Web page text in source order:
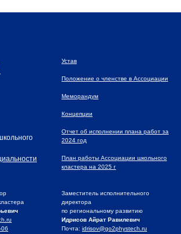
Устав
Положение о членстве в Ассоциации
Меморандум
Концепции
Отчет об исполнении плана работ за
2024 год
План работы Ассоциации школьного
кластера на 2025 г
06
Заместитель исполнительного
директора
по региональному развитию
Идрисов Айрат Равилевич
Почта: idrisov@go2phystech.ru